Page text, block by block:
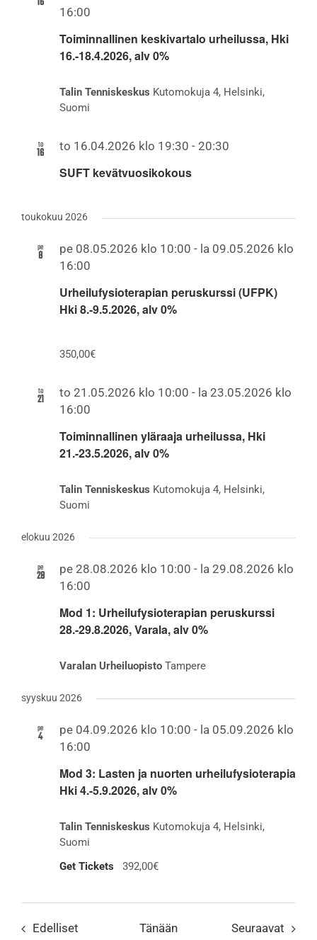
Toiminnallinen keskivartalo urheilussa, Hki
16.-18.4.2026, alv 0%
16:00
Talin Tenniskeskus Kutomokuja 4, Helsinki,
Suomi
to
16
SUFT kevätvuosikokous
to 16.04.2026 klo 19:30 - 20:30
toukokuu 2026
pe
8
Urheilufysioterapian peruskurssi (UFPK)
Hki 8.-9.5.2026, alv 0%
pe 08.05.2026 klo 10:00 - la 09.05.2026 klo
16:00
350,00€
to
21
Toiminnallinen yläraaja urheilussa, Hki
21.-23.5.2026, alv 0%
to 21.05.2026 klo 10:00 - la 23.05.2026 klo
16:00
Talin Tenniskeskus Kutomokuja 4, Helsinki,
Suomi
elokuu 2026
pe
28
Mod 1: Urheilufysioterapian peruskurssi
28.-29.8.2026, Varala, alv 0%
pe 28.08.2026 klo 10:00 - la 29.08.2026 klo
16:00
Varalan Urheiluopisto Tampere
syyskuu 2026
pe
4
Mod 3: Lasten ja nuorten urheilufysioterapia
Hki 4.-5.9.2026, alv 0%
pe 04.09.2026 klo 10:00 - la 05.09.2026 klo
16:00
Talin Tenniskeskus Kutomokuja 4, Helsinki,
Suomi
Get Tickets
392,00€
EdellisetTapahtumatTänään Seuraavat